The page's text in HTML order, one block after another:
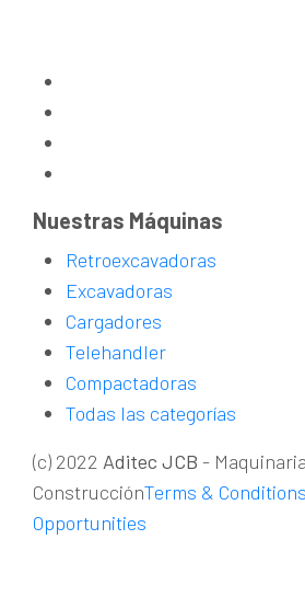
Nuestras Máquinas
Retroexcavadoras
Excavadoras
Cargadores
Telehandler
Compactadoras
Todas las categorías
(c) 2022 Aditec JCB -
ConstrucciónTerms & Conditions
Opportunities